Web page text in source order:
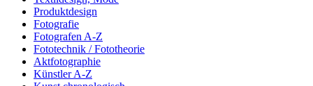
Produktdesign
Fotografie
Fotografen A-Z
Fototechnik / Fototheorie
Aktfotographie
Künstler A-Z